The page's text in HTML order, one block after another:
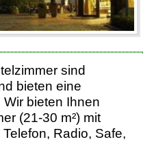
sind
bieten eine
bieten Ihnen
(21-30 m²) mit
Radio, Safe,